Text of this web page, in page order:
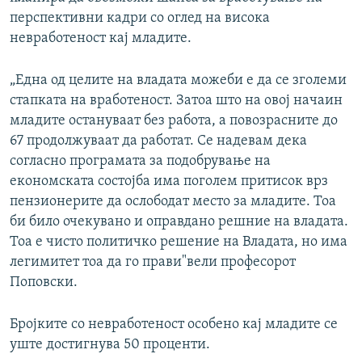
перспективни кадри со оглед на висока
невработеност кај младите.
„Една од целите на владата можеби е да се зголеми
стапката на вработеност. Затоа што на овој начаин
младите остануваат без работа, а повозрасните до
67 продолжуваат да работат. Се надевам дека
согласно програмата за подобрување на
економската состојба има поголем притисок врз
пензионерите да ослободат место за младите. Тоа
би било очекувано и оправдано решние на владата.
Тоа е чисто политичко решение на Владата, но има
легимитет тоа да го прави"вели професорот
Поповски.
Бројките со невработеност особено кај младите се
уште достигнува 50 проценти.